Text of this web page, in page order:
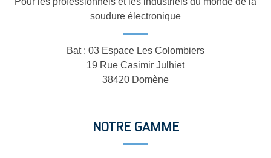
soudure électronique
Bat : 03 Espace Les Colombiers
19 Rue Casimir Julhiet
38420 Domène
NOTRE GAMME